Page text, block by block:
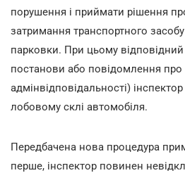
порушення і приймати рішення
затримання транспортного
парковки. При цьому
постанови або повідомлення про
адмінвідповідальності)
лобовому склі автомобіля.
Передбачена нова процедура
перше, інспектор повинен